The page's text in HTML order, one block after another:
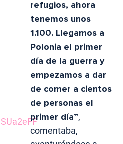
refugios, ahora
tenemos unos
1.100. Llegamos a
Polonia el primer
día de la guerra y
empezamos a dar
de comer a cientos
de personas el
primer día”,
comentaba,